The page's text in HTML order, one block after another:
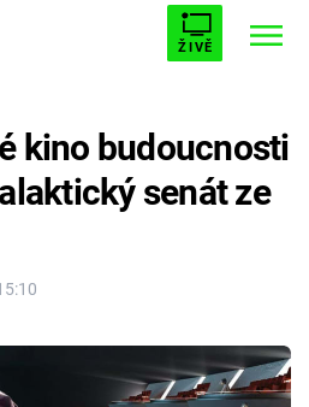
ŽIVĚ
AVENGERS 5
kino budoucnosti
senát ze